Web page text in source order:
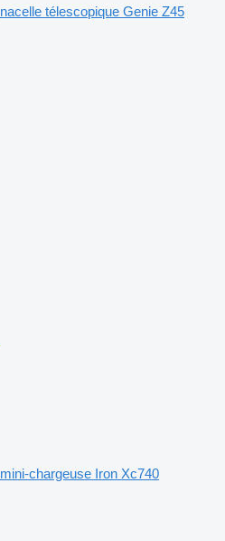
nacelle télescopique Genie Z45
mini-chargeuse Iron Xc740